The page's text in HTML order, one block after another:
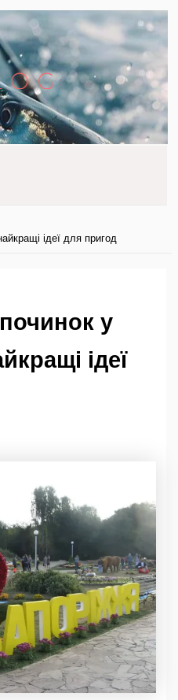
ідеї для пригод
у
ідеї